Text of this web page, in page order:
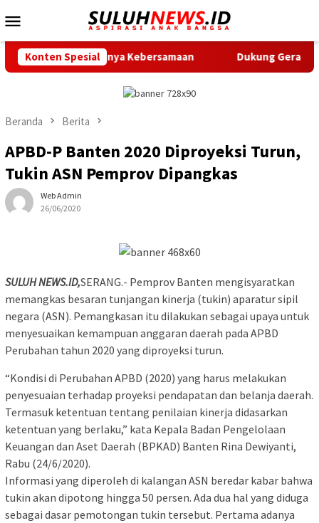
ke
Mobile
Konten Spesial
Kebersamaan Dukung Gerak Jalan Santai
Beranda Berita
APBD-P Banten 2020 Diproyeksi Turun,
Tukin ASN Pemprov Dipangkas
Web Admin
26/06/2020
SULUH NEWS.ID,SERANG.- Pemprov Banten mengisyaratkan
memangkas besaran tunjangan kinerja (tukin) aparatur sipil
negara (ASN). Pemangkasan itu dilakukan sebagai upaya untuk
menyesuaikan kemampuan anggaran daerah pada APBD
Perubahan tahun 2020 yang diproyeksi turun.
“Kondisi di Perubahan APBD (2020) yang harus melakukan
penyesuaian terhadap proyeksi pendapatan dan belanja daerah.
Termasuk ketentuan tentang penilaian kinerja didasarkan
ketentuan yang berlaku,” kata Kepala Badan Pengelolaan
Keuangan dan Aset Daerah (BPKAD) Banten Rina Dewiyanti,
Rabu (24/6/2020).
Informasi yang diperoleh di kalangan ASN beredar kabar bahwa
tukin akan dipotong hingga 50 persen. Ada dua hal yang diduga
sebagai dasar pemotongan tukin tersebut. Pertama adanya